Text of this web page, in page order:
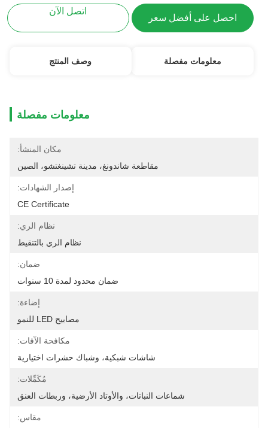
احصل على أفضل سعر
اتصل الآن
معلومات مفصلة وصف المنتج
معلومات مفصلة
مكان المنشأ:
مقاطعة شاندونغ، مدينة تشينغتشو، الصين
إصدار الشهادات:
CE Certificate
نظام الري:
نظام الري بالتنقيط
ضمان:
ضمان محدود لمدة 10 سنوات
إضاءة:
مصابيح LED للنمو
مكافحة الآفات:
شاشات شبكية، وشباك حشرات اختيارية
مُكَمِّلات:
شماعات النباتات، والأوتاد الأرضية، وربطات العنق
مقاس: